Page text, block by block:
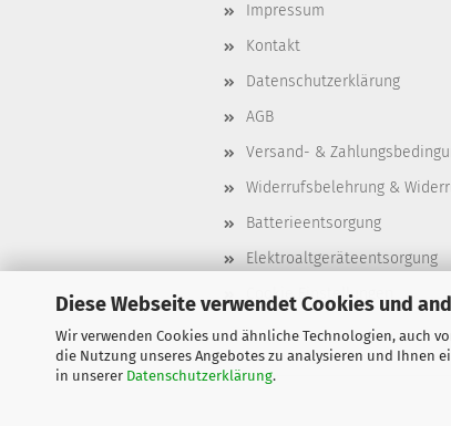
Diese Webseite verwendet Cookies und
Wir verwenden Cookies und ähnliche Technologien, auch
die Nutzung unseres Angebotes zu analysieren und Ihnen
in unserer Datenschutzerklärung.
Impressum
Kontakt
Datenschutzerklärung
AGB
Versand- &
Widerrufsbelehrung &
Batterieentsorgung
Elektroaltgeräteentsorgung
Cookie Einstellungen